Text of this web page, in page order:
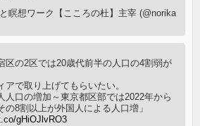
瞑想ワーク【こころの杜】主宰 (@norika
区の2区では20歳代前半の人口の4割弱が
で取り上げてもらいたい。
人口の増加～東京都区部では2022年から
の8割以上が外国人による人口増」
gHiOJlvRO3